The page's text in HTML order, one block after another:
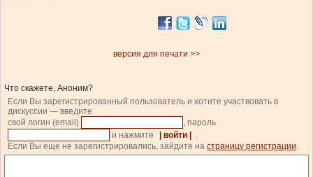
версия для печати >>
Что скажете, Аноним?
Если Вы зарегистрированный пользователь и хотите участвовать в
дискуссии — введите
свой логин (email)
, пароль
и нажмите
| войти |
.
Если Вы еще не зарегистрировались, зайдите на страницу регистрации.